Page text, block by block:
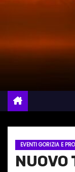
EVENTI GORIZIA E
NUOVO